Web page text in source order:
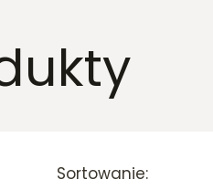
Sortowanie: